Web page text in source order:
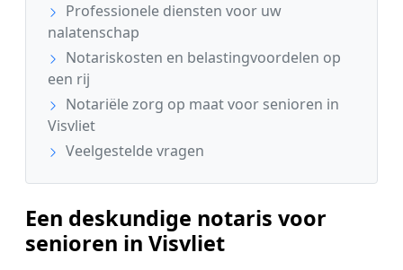
Professionele diensten voor uw
nalatenschap
Notariskosten en belastingvoordelen op
een rij
Notariële zorg op maat voor senioren in
Visvliet
Veelgestelde vragen
Een deskundige notaris voor
senioren in Visvliet